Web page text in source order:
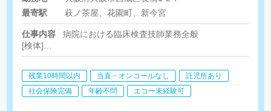
最寄駅
萩ノ茶屋、花園町、新今宮
仕事内容
病院における臨床検査技師業務全般
[検体]
[生理]
心電図、負荷心電図、ホルター、肺機能、ABI、PWV、脳波
[エコー]
残業10時間以内 当直・オンコールなし
託児所あり
社会保険完備
年齢不問 エコー未経験可